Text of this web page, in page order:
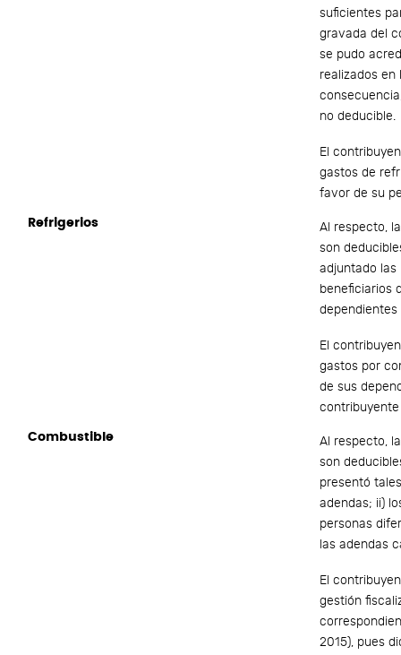
suficientes
gravada del
se pudo
realizados en
no deducible.
Refrigerios
El
gastos de
favor de su
Al respecto,
son
adjuntado las
beneficiarios
dependientes
Combustible
El
gastos por
de sus
Al respecto,
son
presentó
adendas; ii)
personas
las adendas
El
gestión
2015), pues